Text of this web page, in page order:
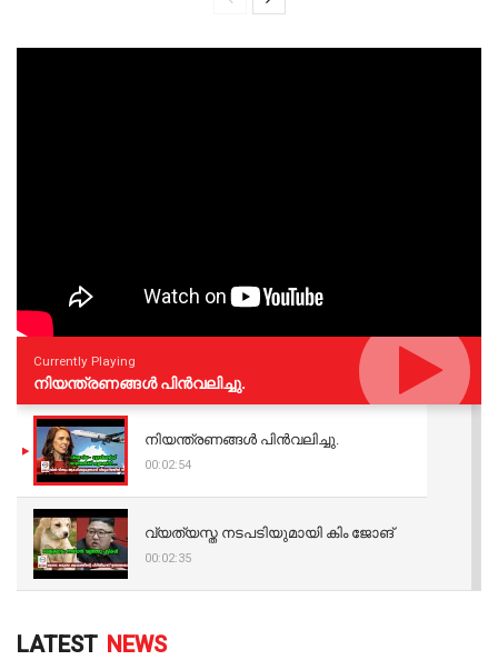
Currently Playing
നിയന്ത്രണങ്ങള്‍ പിന്‍വലിച്ചു.
നിയന്ത്രണങ്ങള്‍ പിന്‍വലിച്ചു.
00:02:54
വ്യത്യസ്ത നടപടിയുമായി കിം ജോങ്
00:02:35
LATEST NEWS